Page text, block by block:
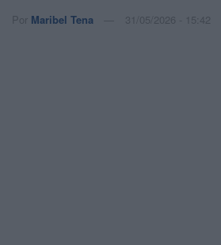
Por Maribel Tena 31/05/2026 - 15:42